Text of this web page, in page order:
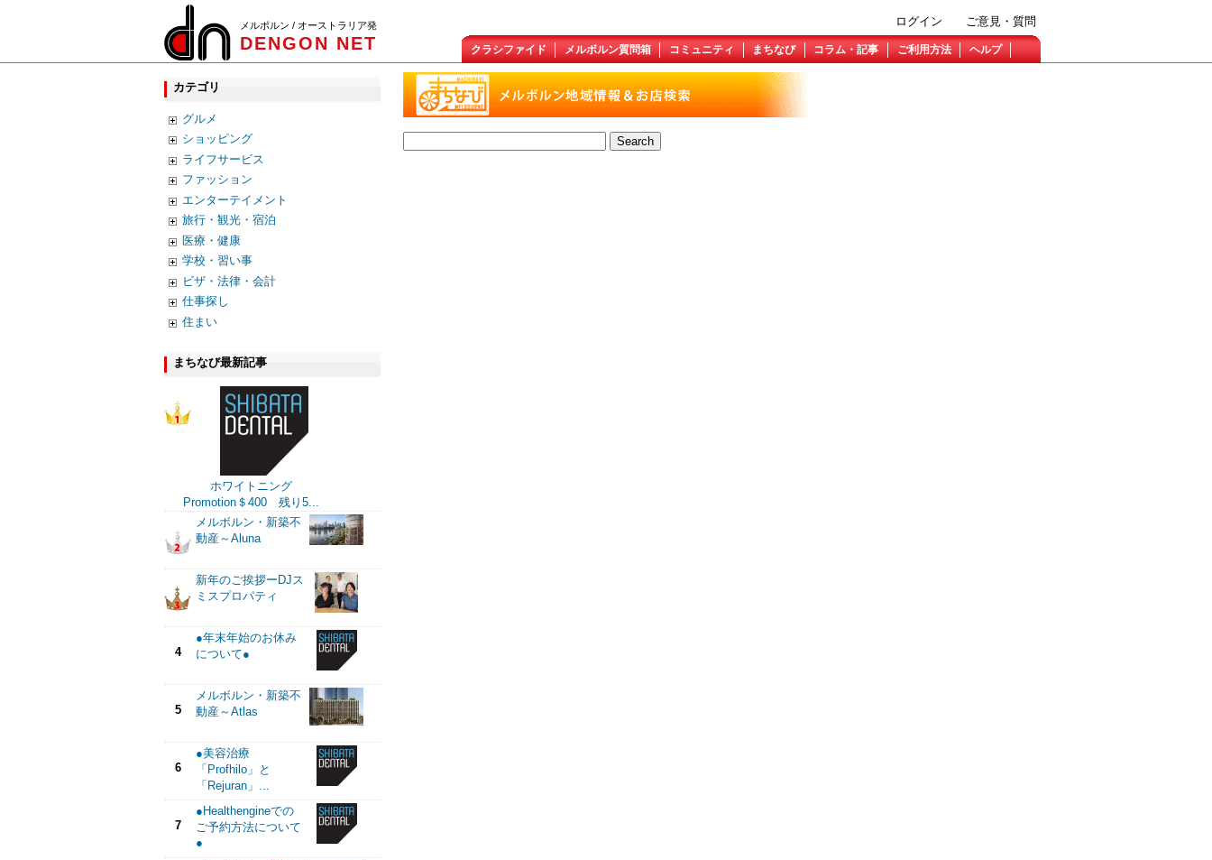
メルボルン / オーストラリア発
DENGON NET
ご意見・質問
ログイン
クラシファイド メルボルン質問箱 コミュニティ まちなび コラム・記事 ご利用方法 ヘルプ
カテゴリ
グルメ
ショッピング
ライフサービス
ファッション
エンターテイメント
旅行・観光・宿泊
医療・健康
学校・習い事
ビザ・法律・会計
仕事探し
住まい
まちなび最新記事
ホワイトニング
Promotion＄400 残り5...
メルボルン・新築不
動産～Aluna
新年のご挨拶ーDJス
ミスプロパティ
4
●年末年始のお休み
について●
5
メルボルン・新築不
動産～Atlas
6
●美容治療
「Profhilo」と
「Rejuran」...
7
●Healthengineでの
ご予約方法について
●